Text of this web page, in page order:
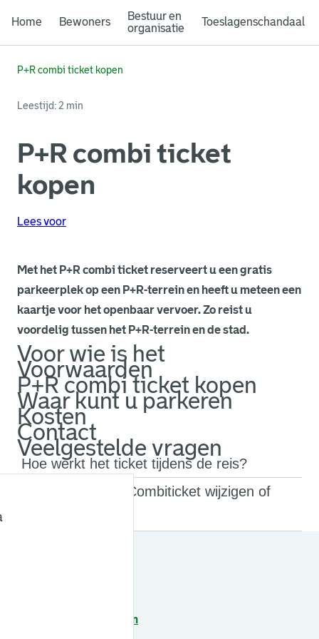
Home Bewoners
Bestuur en
organisatie
Toeslagenschandaal
P+R combi ticket kopen
Leestijd: 2 min
P+R combi ticket
kopen
Lees voor
Met het P+R combi ticket reserveert u een gratis
parkeerplek op een P+R-terrein en heeft u meteen een
kaartje voor het openbaar vervoer. Zo reist u
voordelig tussen het P+R-terrein en de stad.
Voor wie is het
Voorwaarden
P+R combi ticket kopen
Waar kunt u parkeren
Kosten
Contact
Veelgestelde vragen
Hoe werkt het ticket tijdens de reis?
Kan ik mijn P+R Combiticket wijzigen of
Parkeren in Rotterdam